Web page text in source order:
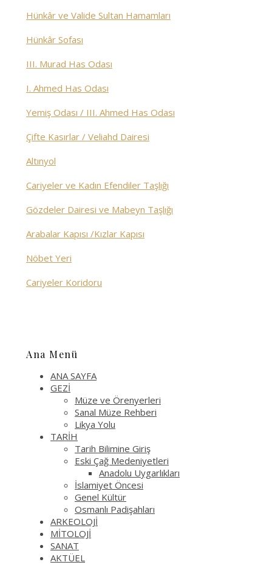
Hünkâr ve Valide Sultan Hamamları
Hünkâr Sofası
III. Murad Has Odası
I. Ahmed Has Odası
Yemiş Odası / III. Ahmed Has Odası
Çifte Kasırlar / Veliahd Dairesi
Altınyol
Cariyeler ve Kadın Efendiler Taşlığı
Gözdeler Dairesi ve Mabeyn Taşlığı
Arabalar Kapısı /Kızlar Kapısı
Nöbet Yeri
Cariyeler Koridoru
Ana Menü
ANA SAYFA
GEZİ
Müze ve Örenyerleri
Sanal Müze Rehberi
Likya Yolu
TARİH
Tarih Bilimine Giriş
Eski Çağ Medeniyetleri
Anadolu Uygarlıkları
İslamiyet Öncesi
Genel Kültür
Osmanlı Padişahları
ARKEOLOJİ
MİTOLOJİ
SANAT
AKTÜEL